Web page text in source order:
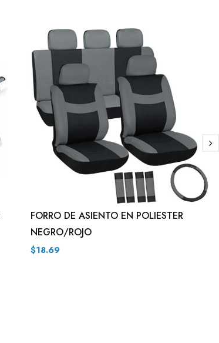
FORRO DE ASIENTO EN POLIESTER
NEGRO/ROJO
$18.69